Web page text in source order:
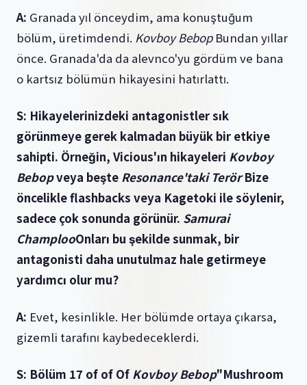
A: Granada yıl önceydim, ama konuştuğum
bölüm, üretimdendi. Kovboy BebopBundan yıllar
önce. Granada'da da alevnco'yu gördüm ve bana
o kartsız bölümün hikayesini hatırlattı.
S: Hikayelerinizdeki antagonistler sık
görünmeye gerek kalmadan büyük bir etkiye
sahipti. Örneğin, Vicious'ın hikayeleri Kovboy
Bebopveya beşte Resonance'taki TerörBize
öncelikle flashbacks veya Kagetoki ile söylenir,
sadece çok sonunda görünür. Samurai
ChamplooOnları bu şekilde sunmak, bir
antagonisti daha unutulmaz hale getirmeye
yardımcı olur mu?
A: Evet, kesinlikle. Her bölümde ortaya çıkarsa,
gizemli tarafını kaybedeceklerdi.
S: Bölüm 17 of of Of Kovboy Bebop"Mushroom